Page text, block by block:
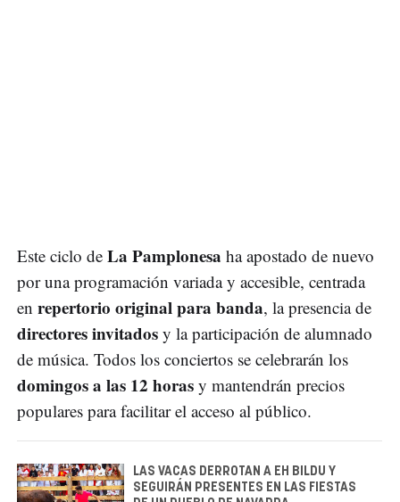
Este ciclo de La Pamplonesa ha apostado de nuevo
por una programación variada y accesible, centrada
en repertorio original para banda, la presencia de
directores invitados y la participación de alumnado
de música. Todos los conciertos se celebrarán los
domingos a las 12 horas y mantendrán precios
populares para facilitar el acceso al público.
LAS VACAS DERROTAN A EH BILDU Y
SEGUIRÁN PRESENTES EN LAS FIESTAS